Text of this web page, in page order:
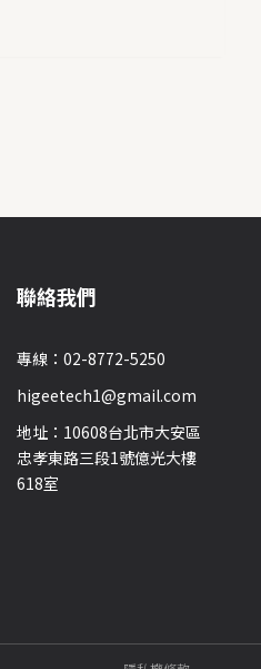
聯絡我們
專線：02-8772-5250
higeetech1@gmail.com
地址：10608台北市大安區
忠孝東路三段1號億光大樓
618室